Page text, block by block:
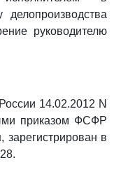
руководителю
14.02.2012 N
приказом ФСФР
зарегистрирован в